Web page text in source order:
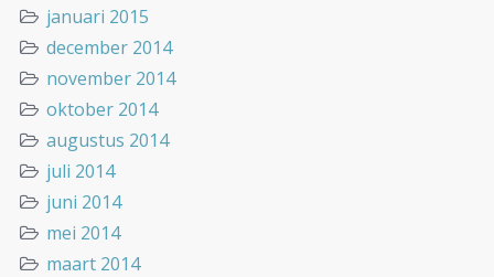
januari 2015
december 2014
november 2014
oktober 2014
augustus 2014
juli 2014
juni 2014
mei 2014
maart 2014